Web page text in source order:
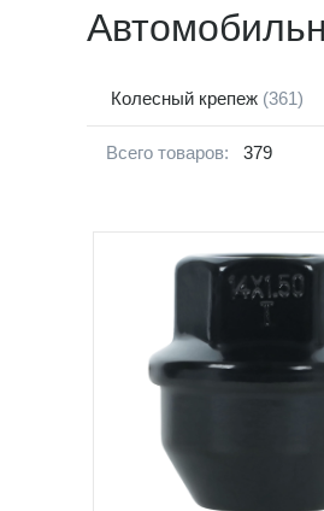
Колесный крепеж (361)
Всего товаров: 379